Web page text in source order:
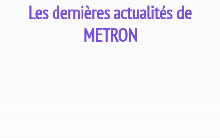
Les dernières actualités de
METRON